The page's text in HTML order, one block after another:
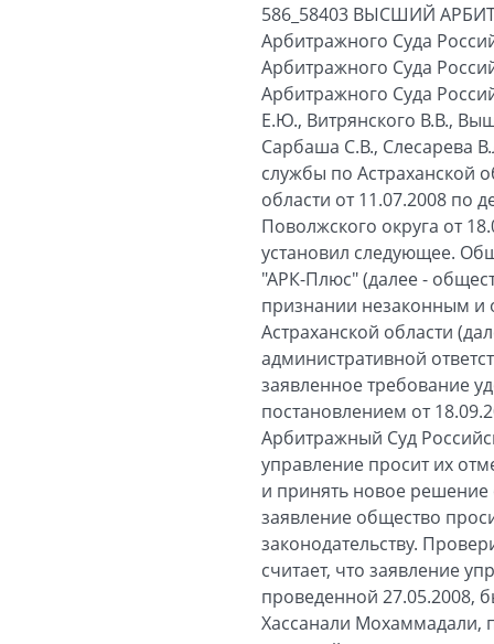
586_58403 ВЫСШИЙ
Арбитражного Суда
Арбитражного Суда
Арбитражного Суда
Е.Ю., Витрянского В.В.,
Сарбаша С.В., Слесарева
службы по Астраханской
области от 11.07.2008 по
Поволжского округа от
установил следующее.
"АРК-Плюс" (далее -
признании незаконным и
Астраханской области
административной
заявленное требование
постановлением от
Арбитражный Суд
управление просит их
и принять новое решение
заявление общество
законодательству.
считает, что заявление
проведенной 27.05.2008,
Хассанали Мохаммадали,